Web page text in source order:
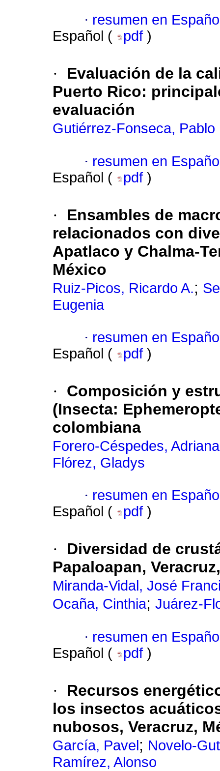
· resumen en
Español (
pdf )
·
Evaluación de la
Puerto Rico:
evaluación
Gutiérrez-Fonseca, Pablo
· resumen en
Español (
pdf )
·
Ensambles de
relacionados con
Apatlaco y Chalma-
México
Ruiz-Picos, Ricardo A.;
Eugenia
· resumen en
Español (
pdf )
·
Composición y
(Insecta:
colombiana
Forero-Céspedes,
Flórez, Gladys
· resumen en
Español (
pdf )
·
Diversidad de
Papaloapan,
Miranda-Vidal, José
Ocaña, Cinthia; Juárez-
· resumen en
Español (
pdf )
·
Recursos
los insectos
nubosos, Veracruz,
García, Pavel ; Novelo-
Ramírez, Alonso